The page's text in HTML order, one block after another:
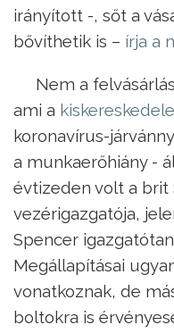
irányított -, sőt a
bővíthetik is – írja a
Nem a
ami a
koronavírus-
a munkaerőhiány -
évtizeden volt a brit
vezérigazgatója,
Spencer
Megállapításai
vonatkoznak, de
boltokra is